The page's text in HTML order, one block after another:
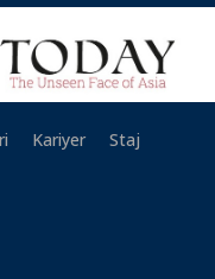
Kariyer
Staj